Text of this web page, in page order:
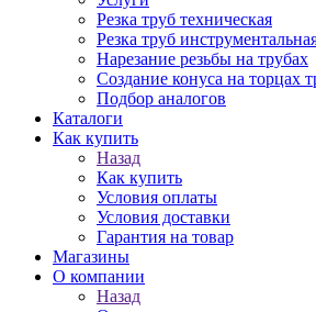
Резка труб техническая
Резка труб
Нарезание резьбы на трубах
Создание конуса на торцах
Подбор аналогов
Каталоги
Как купить
Назад
Как купить
Условия оплаты
Условия доставки
Гарантия на товар
Магазины
О компании
Назад